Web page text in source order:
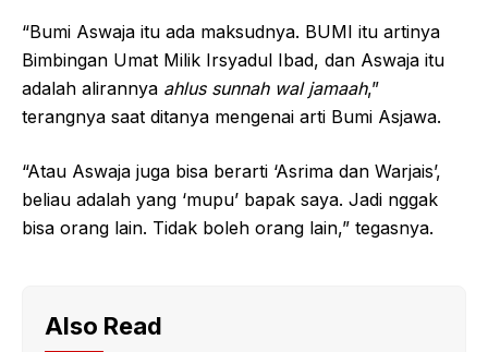
“Bumi Aswaja itu ada maksudnya. BUMI itu artinya
Bimbingan Umat Milik Irsyadul Ibad, dan Aswaja itu
adalah alirannya ahlus sunnah wal jamaah,”
terangnya saat ditanya mengenai arti Bumi Asjawa.
“Atau Aswaja juga bisa berarti ‘Asrima dan Warjais’,
beliau adalah yang ‘mupu’ bapak saya. Jadi nggak
bisa orang lain. Tidak boleh orang lain,” tegasnya.
Also Read